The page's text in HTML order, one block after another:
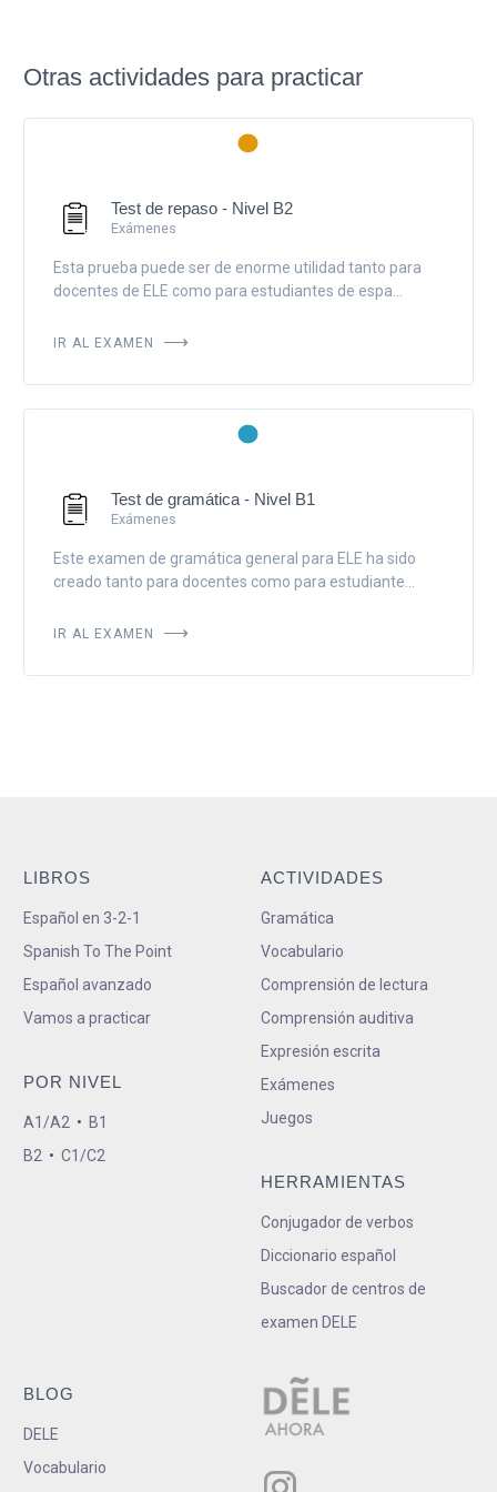
Otras actividades para practicar
Test de repaso - Nivel B2
Exámenes
Esta prueba puede ser de enorme utilidad tanto para
docentes de ELE como para estudiantes de espa...
IR AL EXAMEN
Test de gramática - Nivel B1
Exámenes
Este examen de gramática general para ELE ha sido
creado tanto para docentes como para estudiante...
IR AL EXAMEN
LIBROS
Español en 3-2-1
Spanish To The Point
Español avanzado
Vamos a practicar
POR NIVEL
A1/A2 • B1
B2 • C1/C2
ACTIVIDADES
Gramática
Vocabulario
Comprensión de lectura
Comprensión auditiva
Expresión escrita
Exámenes
Juegos
HERRAMIENTAS
Conjugador de verbos
Diccionario español
Buscador de centros de
examen DELE
BLOG
DELE
Vocabulario